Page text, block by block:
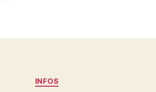
Kategorien
INFOS